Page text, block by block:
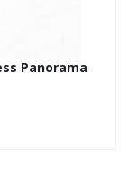
Panorama